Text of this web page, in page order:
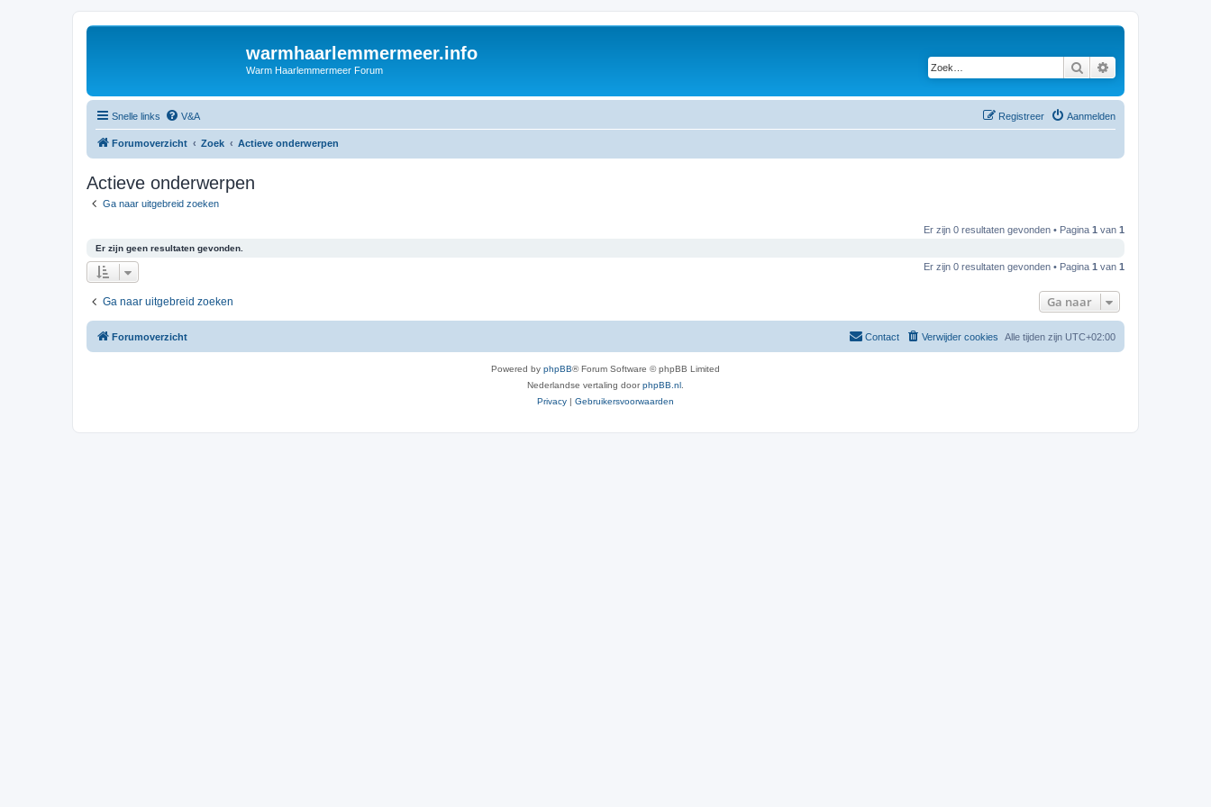
warmhaarlemmermeer.info
Warm Haarlemmermeer Forum Zoek
Snelle links V&A Aanmelden
Registreer
Forumoverzicht Zoek Actieve onderwerpen
Actieve onderwerpen
Ga naar uitgebreid zoeken
Er zijn 0 resultaten gevonden • Pagina 1 van 1
Er zijn geen resultaten gevonden.
Er zijn 0 resultaten gevonden • Pagina 1 van 1
Ga naar uitgebreid zoeken Ga naar
Forumoverzicht Alle tijden zijn UTC+02:00
Verwijder cookies
Contact
Powered by phpBB® Forum Software © phpBB Limited
Nederlandse vertaling doorphpBB.nl
Privacy | Gebruikersvoorwaarden